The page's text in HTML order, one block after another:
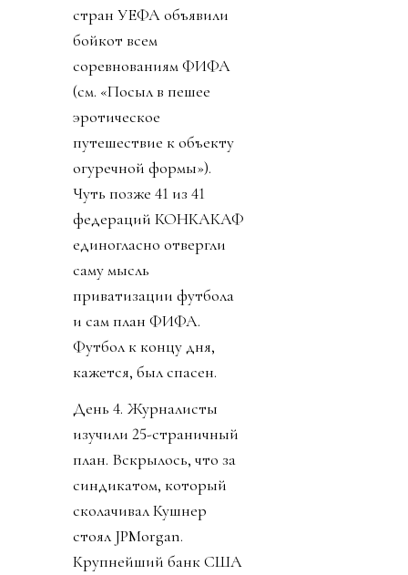
стран УЕФА объявили
бойкот всем
соревнованиям ФИФА
(см. «Посыл в пешее
эротическое
путешествие к объекту
огуречной формы»).
Чуть позже 41 из 41
федераций КОНКАКАФ
единогласно отвергли
саму мысль
приватизации футбола
и сам план ФИФА.
Футбол к концу дня,
кажется, был спасен.
День 4. Журналисты
изучили 25-страничный
план. Вскрылось, что за
синдикатом, который
сколачивал Кушнер
стоял JPMorgan.
Крупнейший банк США